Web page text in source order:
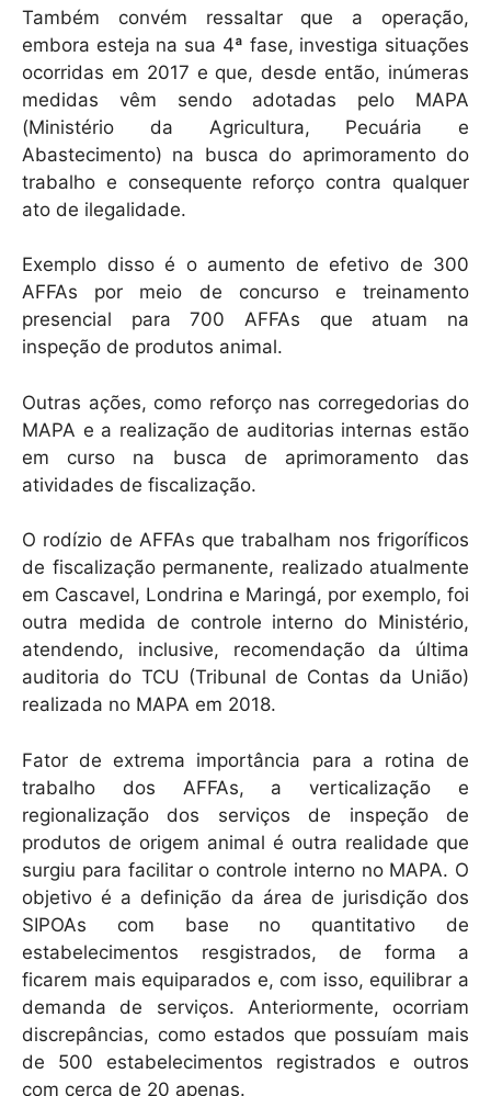
Também convém ressaltar que a operação,
embora esteja na sua 4ª fase, investiga situações
ocorridas em 2017 e que, desde então, inúmeras
medidas vêm sendo adotadas pelo MAPA
(Ministério da Agricultura, Pecuária e
Abastecimento) na busca do aprimoramento do
trabalho e consequente reforço contra qualquer
ato de ilegalidade.
Exemplo disso é o aumento de efetivo de 300
AFFAs por meio de concurso e treinamento
presencial para 700 AFFAs que atuam na
inspeção de produtos animal.
Outras ações, como reforço nas corregedorias do
MAPA e a realização de auditorias internas estão
em curso na busca de aprimoramento das
atividades de fiscalização.
O rodízio de AFFAs que trabalham nos frigoríficos
de fiscalização permanente, realizado atualmente
em Cascavel, Londrina e Maringá, por exemplo, foi
outra medida de controle interno do Ministério,
atendendo, inclusive, recomendação da última
auditoria do TCU (Tribunal de Contas da União)
realizada no MAPA em 2018.
Fator de extrema importância para a rotina de
trabalho dos AFFAs, a verticalização e
regionalização dos serviços de inspeção de
produtos de origem animal é outra realidade que
surgiu para facilitar o controle interno no MAPA. O
objetivo é a definição da área de jurisdição dos
SIPOAs com base no quantitativo de
estabelecimentos resgistrados, de forma a
ficarem mais equiparados e, com isso, equilibrar a
demanda de serviços. Anteriormente, ocorriam
discrepâncias, como estados que possuíam mais
de 500 estabelecimentos registrados e outros
com cerca de 20 apenas.